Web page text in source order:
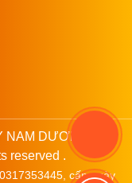
NAM DƯƠNG
reserved .
cấp ngày